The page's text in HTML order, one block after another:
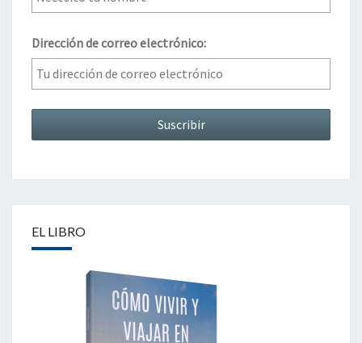
Dirección de correo electrónico:
EL LIBRO